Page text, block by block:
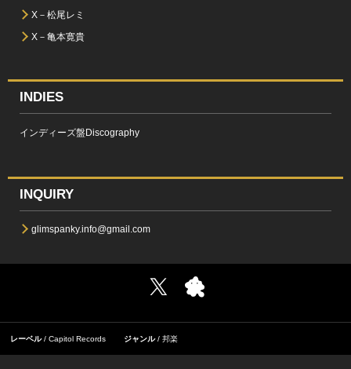
X－松尾レミ
X－亀本寛貴
INDIES
インディーズ盤Discography
INQUIRY
glimspanky.info@gmail.com
レーベル Capitol Records ジャンル 邦楽